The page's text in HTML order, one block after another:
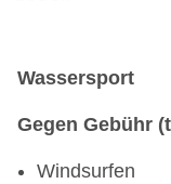
Wassersport
Gegen Gebühr
Windsurfen